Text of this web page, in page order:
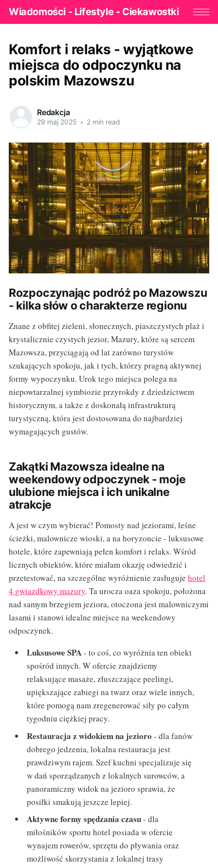
Wiadomości - Lifestyle - Ciekawostki
Komfort i relaks - wyjątkowe
miejsca do odpoczynku na
polskim Mazowszu
Redakcja
29 maj 2025 • 2 min read
Rozpoczynając podróż po Mazowszu
- kilka słów o charakterze regionu
Znane z obfitej zieleni, słonecznych, piaszczystych plaż i
krystalicznie czystych jezior, Mazury, które są sercem
Mazowsza, przyciągają od lat zarówno turystów
szukających spokoju, jak i tych, którzy pragną aktywnej
formy wypoczynku. Urok tego miejsca polega na
niepowtarzalnej symbiozie przyrokdy z dziedzictwem
historycznym, a także z doskonałą infrastrukturą
turystyczną, która jest dostosowana do najbardziej
wymagających gustów.
Zakątki Mazowsza idealne na
weekendowy odpoczynek - moje
ulubione miejsca i ich unikalne
atrakcje
A jest w czym wybierać! Pomosty nad jeziorami, leśne
ścieżki, malownicze wioski, a na horyzoncie - luksusowe
hotele, które zapewniają pełen komfort i relaks. Wśród
licznych obiektów, które miałam okazję odwiedzić i
przetestować, na szczególne wyróżnienie zasługuje hotel
4 gwiazdkowy mazury. Ta urocza oaza spokoju, położona
nad samym brzegiem jeziora, otoczona jest malowniczymi
lasami i stanowi idealne miejsce na weekendowy
odpoczynek.
Luksusowe SPA- to coś, co wyróżnia ten obiekt
spośród innych. W ofercie znajdziemy
relaksujące masaże, złuszczające peelingi,
upiększające zabiegi na twarz oraz wiele innych,
które pomogą nam zregenerować siły po całym
tygodniu ciężkiej pracy.
Restauracja z widokiem na jezioro - dla fanów
dobrego jedzenia, lokalna restauracja jest
prawdziwym rajem. Szef kuchni specjalizuje się
w dań sporządzanych z lokalnych surowców, a
panoramiczny widok na jezioro sprawia, że
posiłki smakują jeszcze lepiej.
Aktywne formy spędzania czasu- dla
miłośników sportu hotel posiada w ofercie
wynajem rowerów, sprzętu do pływania oraz
możliwość skorzystania z lokalnej trasy